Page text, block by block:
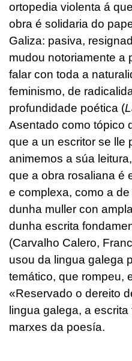
ortopedia violenta á
obra é solidaria do
Galiza: pasiva,
mudou notoriamente a
falar con toda a
feminismo, de
profundidade poética (
Asentado como tópico
que a un escritor se lle
animemos a súa
que a obra rosaliana é
e complexa, como a
dunha muller con
dunha escrita
(Carvalho Calero,
usou da lingua galega
temático, que rompeu,
«Reservado o dereito
lingua galega, a
marxes da poesía.